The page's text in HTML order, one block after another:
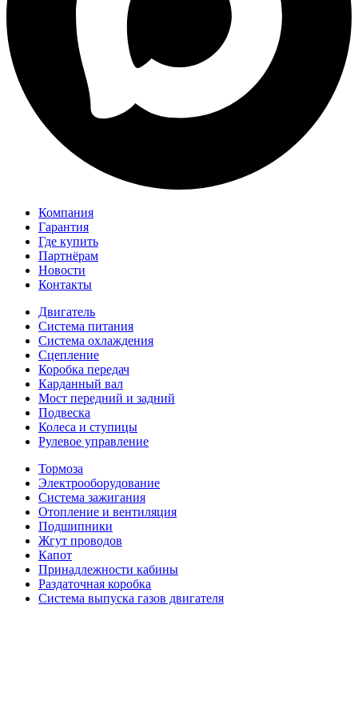
Компания
Гарантия
Где купить
Партнёрам
Новости
Контакты
Двигатель
Система питания
Система охлаждения
Сцепление
Коробка передач
Карданный вал
Мост передний и задний
Подвеска
Колеса и ступицы
Рулевое управление
Тормоза
Электрооборудование
Система зажигания
Отопление и вентиляция
Подшипники
Жгут проводов
Капот
Принадлежности кабины
Раздаточная коробка
Система выпуска газов двигателя